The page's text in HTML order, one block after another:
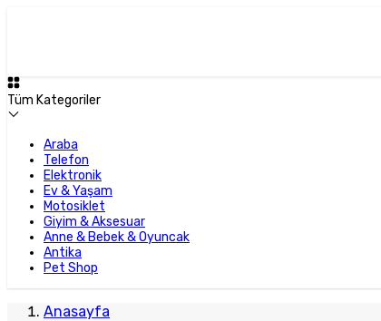
Tüm Kategoriler
Araba
Telefon
Elektronik
Ev & Yaşam
Motosiklet
Giyim & Aksesuar
Anne & Bebek & Oyuncak
Antika
Pet Shop
Anasayfa